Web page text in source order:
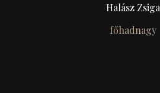
Halász Zsiga
főhadnagy